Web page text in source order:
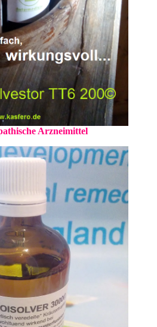
Arzneimittel